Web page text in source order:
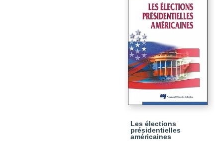
Les élections
présidentielles
américaines